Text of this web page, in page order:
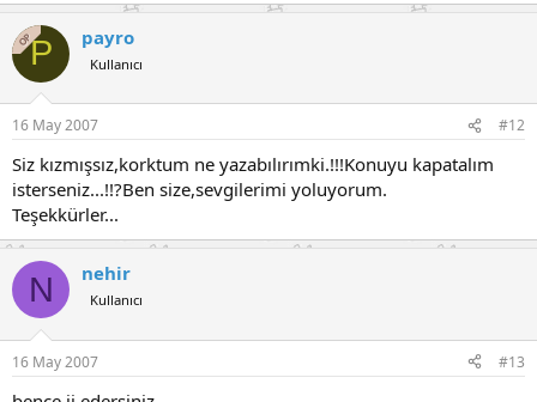
OPP payro
Kullanıcı
16 May 2007 #12
Siz kızmışsız,korktum ne yazabılırımki.!!!Konuyu kapatalım
isterseniz...!!?Ben size,sevgilerimi yoluyorum.
Teşekkürler...
N nehir
Kullanıcı
16 May 2007 #13